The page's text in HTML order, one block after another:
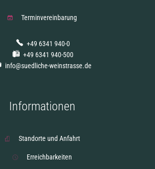
Terminvereinbarung
+49 6341 940-0
+49 6341 940-500
info@suedliche-weinstrasse.de
Informationen
Standorte und Anfahrt
Erreichbarkeiten